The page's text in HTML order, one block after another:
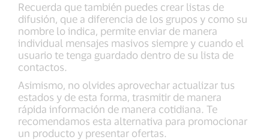
Recuerda que también puedes crear listas de
difusión, que a diferencia de los grupos y como su
nombre lo indica, permite enviar de manera
individual mensajes masivos siempre y cuando el
usuario te tenga guardado dentro de su lista de
contactos.
Asimismo, no olvides aprovechar actualizar tus
estados y de esta forma, trasmitir de manera
rápida información de manera cotidiana. Te
recomendamos esta alternativa para promocionar
un producto y presentar ofertas.